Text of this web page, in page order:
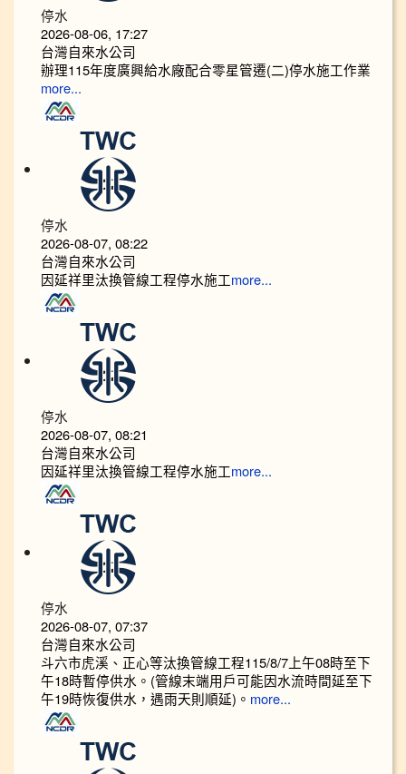
停水
2026-08-06, 17:27
台灣自來水公司
辦理115年度廣興給水廠配合零星管遷(二)停水施工作業
more...
停水
2026-08-07, 08:22
台灣自來水公司
因延祥里汰換管線工程停水施工more...
停水
2026-08-07, 08:21
台灣自來水公司
因延祥里汰換管線工程停水施工more...
停水
2026-08-07, 07:37
台灣自來水公司
斗六市虎溪、正心等汰換管線工程115/8/7上午08時至下
午18時暫停供水。(管線末端用戶可能因水流時間延至下
午19時恢復供水，遇雨天則順延)。 more...